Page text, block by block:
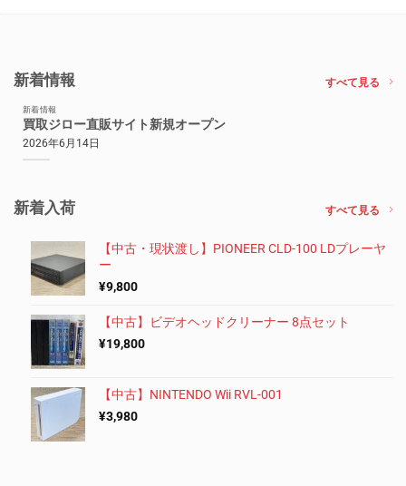
新着情報 すべて見る
新着情報
買取ジロー直販サイト新規オープン
2026年6月14日
新着入荷 すべて見る
【中古・現状渡し】PIONEER CLD-100 LDプレーヤ
ー
¥9,800
【中古】ビデオヘッドクリーナー 8点セット
¥19,800
【中古】NINTENDO Wii RVL-001
¥3,980